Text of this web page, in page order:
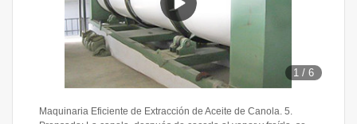
1 /6
Maquinaria Eficiente de Extracción de Aceite de Canola. 5.